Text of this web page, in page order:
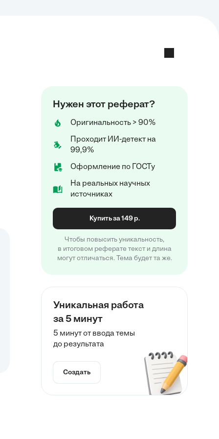
Нужен этот реферат?
Оригинальность > 90%
Проходит ИИ-детект на
99,9%
Оформление по ГОСТу
На реальных научных
источниках
Купить за 149 р.
Чтобы повысить уникальность,
в итоговом реферате текст и длина
могут отличаться. Тема будет та же.
Уникальная работа
за 5 минут
5 минут от ввода темы
до результата
Создать